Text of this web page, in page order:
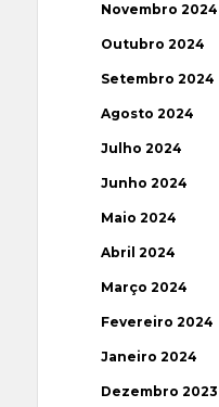
Novembro 2024
Outubro 2024
Setembro 2024
Agosto 2024
Julho 2024
Junho 2024
Maio 2024
Abril 2024
Março 2024
Fevereiro 2024
Janeiro 2024
Dezembro 2023